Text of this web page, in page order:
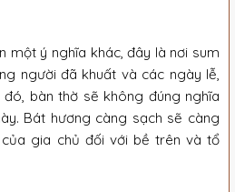
một ý nghĩa khác, đây là nơi sum
người đã khuất và các ngày lễ,
bàn thờ sẽ không đúng nghĩa
Bát hương càng sạch sẽ càng
gia chủ đối với bề trên và tổ